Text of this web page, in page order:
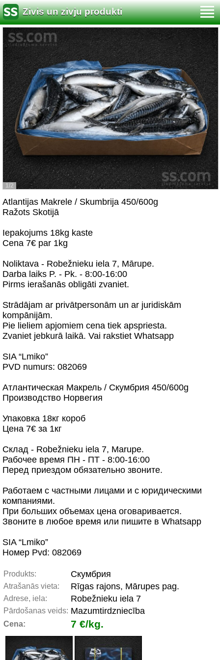
Zivis un zivju produkti
1/2
Atlantijas Makrele / Skumbrija 450/600g
Ražots Skotijā
Iepakojums 18kg kaste
Cena 7€ par 1kg
Noliktava - Robežnieku iela 7, Mārupe.
Darba laiks P. - Pk. - 8:00-16:00
Pirms ierašanās obligāti zvaniet.
Strādājam ar privātpersonām un ar juridiskām
kompānijām.
Pie lieliem apjomiem cena tiek apspriesta.
Zvaniet jebkurā laikā. Vai rakstiet Whatsapp
SIA “Lmiko”
PVD numurs: 082069
Атлантическая Макрель / Cкумбрия 450/600g
Производство Норвегия
Упаковка 18кг короб
Цена 7€ за 1кг
Склад - Robežnieku iela 7, Marupe.
Рабочее время ПН - ПТ - 8:00-16:00
Перед приездом обязательно звоните.
Работаем с частными лицами и с юридическими
компаниями.
При больших объемах цена оговаривается.
Звоните в любое время или пишите в Whatsapp
SIA “Lmiko”
Номер Pvd: 082069
Produkts: Скумбрия
Atrašanās vieta: Rīgas rajons, Mārupes pag.
Adrese, iela: Robežnieku iela 7
Pārdošanas veids: Mazumtirdzniecība
Cena: 7 €/kg.